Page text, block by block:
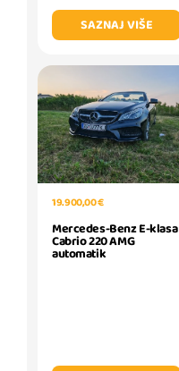
SAZNAJ VIŠE
19.900,00 €
Mercedes-Benz E-klasa
Cabrio 220 AMG
automatik